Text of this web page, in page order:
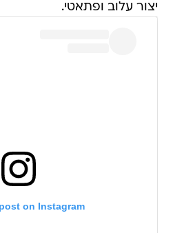
יצור עלוב ופתאטי.
on Instagram